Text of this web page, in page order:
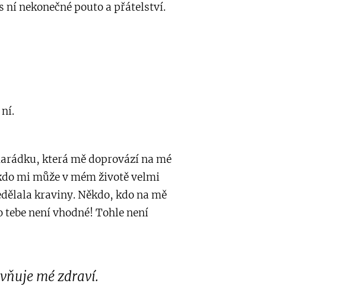
ní nekonečné pouto a přátelství.
která mě doprovází na mé
mi může v mém životě velmi
kraviny. Někdo, kdo na mě
tebe není vhodné! Tohle není
mé zdraví.